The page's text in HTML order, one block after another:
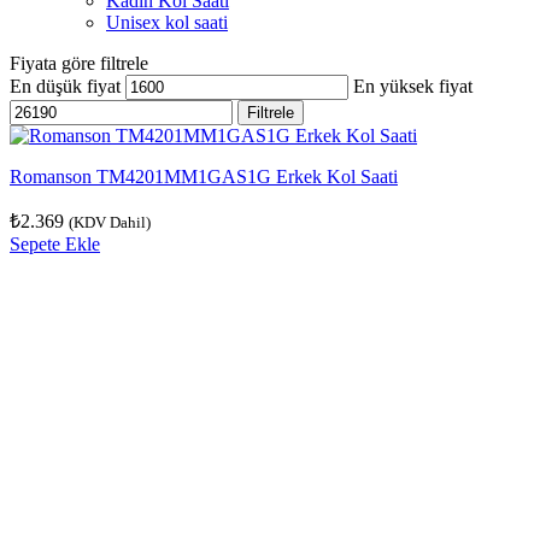
Unisex kol saati
Fiyata göre filtrele
En düşük fiyat
En yüksek fiyat
Filtrele
Romanson TM4201MM1GAS1G Erkek Kol Saati
₺2.369 (KDV Dahil)
Sepete Ekle